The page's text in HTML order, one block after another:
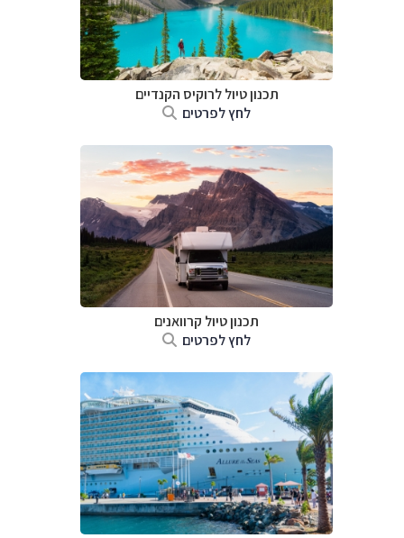
תכנון טיול לרוקיס הקנדיים
לחץ לפרטים
תכנון טיול קרוואנים
לחץ לפרטים